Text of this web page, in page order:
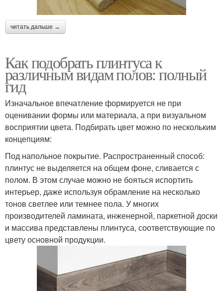
читать дальше →
Как подобрать плинтуса к
различным видам полов: полный
гид
Изначальное впечатление формируется не при
оценивании формы или материала, а при визуальном
восприятии цвета. Подбирать цвет можно по нескольким
концепциям:
Под напольное покрытие. Распространенный способ:
плинтус не выделяется на общем фоне, сливается с
полом. В этом случае можно не бояться испортить
интерьер, даже используя обрамление на несколько
тонов светлее или темнее пола. У многих
производителей ламината, инженерной, паркетной доски
и массива представлены плинтуса, соответствующие по
цвету основной продукции.